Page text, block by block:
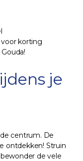
korting
je
centrum. De
ontdekken! Struin
de vele